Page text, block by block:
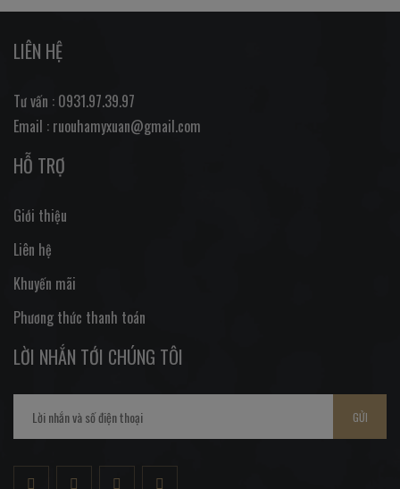
LIÊN HỆ
Tư vấn : 0931.97.39.97
Email : ruouhamyxuan@gmail.com
HỖ TRỢ
Giới thiệu
Liên hệ
Khuyến mãi
Phương thức thanh toán
LỜI NHẮN TỚI CHÚNG TÔI
GỬI